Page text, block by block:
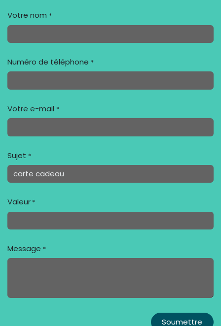
Votre nom *
Numéro de téléphone *
Votre e-mail *
Sujet *
Valeur *
Message *
Soumettre